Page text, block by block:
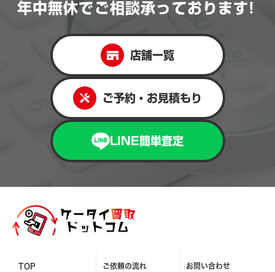
年中無休で ご相談承っております!
店舗一覧
ご予約・お見積もり
LINE簡単査定
TOP ご依頼の流れ お問い合わせ